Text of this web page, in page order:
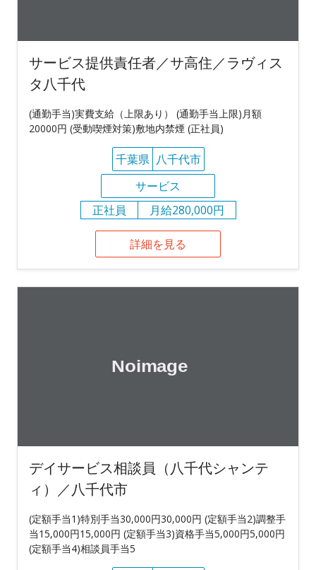
サービス提供責任者／サ高住／ラヴィス
タ八千代
(通勤手当)実費支給（上限あり） (通勤手当上限)月額
20000円 (受動喫煙対策)敷地内禁煙 (正社員)
千葉県 八千代市
サービス
正社員
月給280,000円
詳細を見る
デイサービス相談員（八千代シャンテ
ィ）／八千代市
(定額手当1)特別手当30,000円30,000円 (定額手当2)調整手
当15,000円15,000円 (定額手当3)資格手当5,000円5,000円
(定額手当4)相談員手当5